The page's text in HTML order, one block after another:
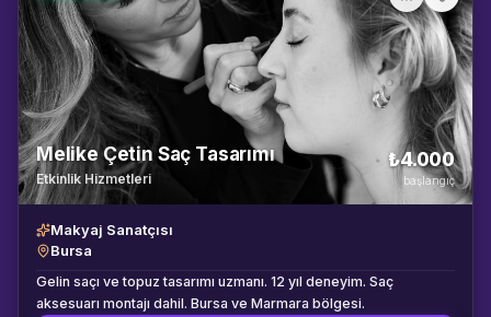
Melike Çetin Saç Tasarımı
Etkinlik Hizmetleri
₺4.000
başlangıç
Makyaj Sanatçısı
Bursa
Gelin saçı ve topuz tasarımı uzmanı. 12 yıl deneyim. Saç
aksesuarı montajı dahil. Bursa ve Marmara bölgesi.